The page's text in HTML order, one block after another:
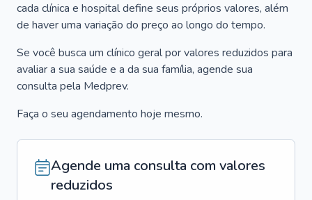
cada clínica e hospital define seus próprios valores, além
de haver uma variação do preço ao longo do tempo.
Se você busca um clínico geral por valores reduzidos para
avaliar a sua saúde e a da sua família, agende sua
consulta pela Medprev.
Faça o seu agendamento hoje mesmo.
Agende uma consulta com valores
reduzidos